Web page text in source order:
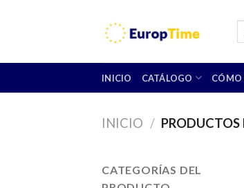
INICIO CATÁLOGO CÓMO
INICIO / PRODUCTOS
CATEGORÍAS DEL